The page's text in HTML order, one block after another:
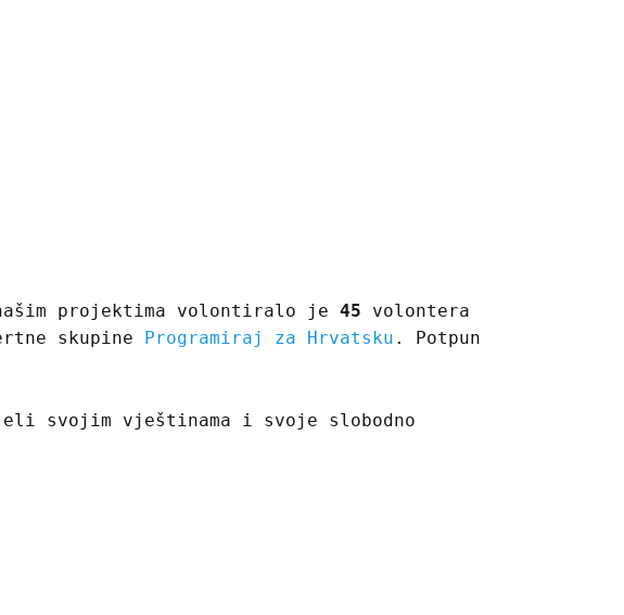
projektima volontiralo je 45 volontera
skupine Programiraj za Hrvatsku . Potpun
svojim vještinama i svoje slobodno